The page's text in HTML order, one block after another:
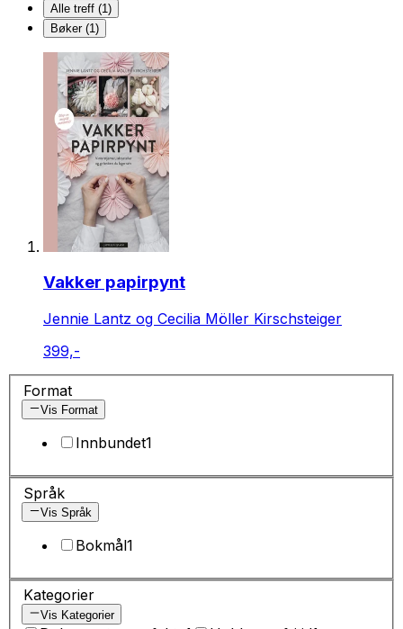
Alle treff (1)
Bøker (1)
Vakker papirpynt
Jennie Lantz og Cecilia Möller Kirschsteiger
399,-
Format
Vis Format
Innbundet1
Språk
Vis Språk
Bokmål1
Kategorier
Vis Kategorier